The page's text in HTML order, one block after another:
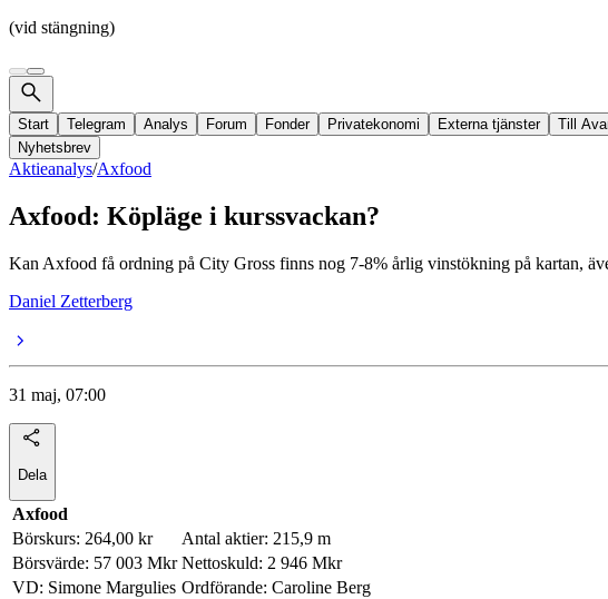
(vid stängning)
Start Telegram Analys Forum Fonder Privatekonomi Externa tjänster
Till
Nyhetsbrev
Aktieanalys/Axfood
Axfood: Köpläge i kurssvackan?
Kan Axfood få ordning på City Gross finns nog 7-8% årlig vinstökning på kartan,
Daniel Zetterberg
31 maj, 07:00
Dela
Axfood
Börskurs: 264,00 kr
Antal aktier: 215,9 m
Börsvärde: 57 003 Mkr Nettoskuld: 2 946 Mkr
VD: Simone Margulies Ordförande: Caroline Berg